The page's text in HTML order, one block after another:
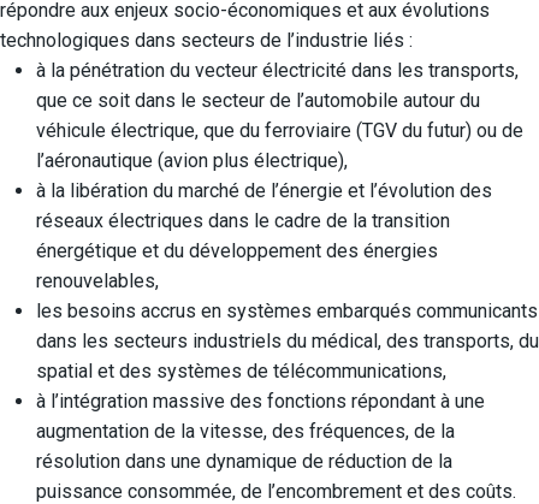
répondre aux enjeux socio-économiques et aux évolutions
technologiques dans secteurs de l’industrie liés :
à la pénétration du vecteur électricité dans les transports,
que ce soit dans le secteur de l’automobile autour du
véhicule électrique, que du ferroviaire (TGV du futur) ou de
l’aéronautique (avion plus électrique),
à la libération du marché de l’énergie et l’évolution des
réseaux électriques dans le cadre de la transition
énergétique et du développement des énergies
renouvelables,
les besoins accrus en systèmes embarqués communicants
dans les secteurs industriels du médical, des transports, du
spatial et des systèmes de télécommunications,
à l’intégration massive des fonctions répondant à une
augmentation de la vitesse, des fréquences, de la
résolution dans une dynamique de réduction de la
puissance consommée, de l’encombrement et des coûts.